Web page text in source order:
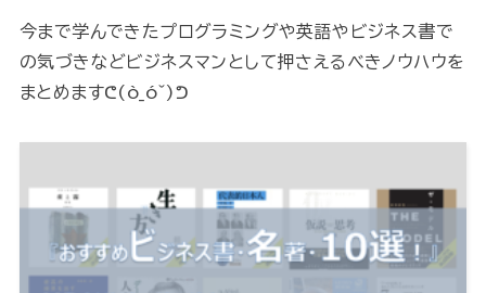
今まで学んできたプログラミングや英語やビジネス書で
の気づきなどビジネスマンとして押さえるべきノウハウを
まとめますᕦ(ò_óˇ)ᕤ